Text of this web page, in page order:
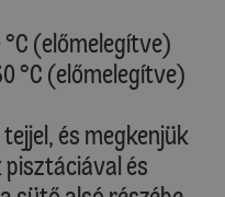
(előmelegítve)
°C (előmelegítve)
és megkenjük
és